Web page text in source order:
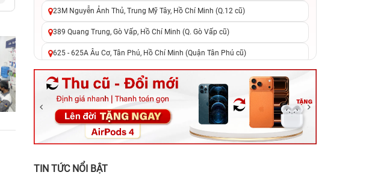
23M Nguyễn Ảnh Thủ, Trung Mỹ Tây, Hồ Chí Minh (Q.12 cũ)
389 Quang Trung, Gò Vấp, Hồ Chí Minh (Q. Gò Vấp cũ)
625 - 625A Âu Cơ, Tân Phú, Hồ Chí Minh (Quận Tân Phú cũ)
326 Lê Văn Việt, Tăng Nhơn Phú, Hồ Chí Minh (Q.9 TP. Thủ Đức cũ)
256 Võ Văn Ngân, Thủ Đức, Hồ Chí Minh (Bình Thọ, TP. Thủ Đức Cũ)
70 Nguyễn An Ninh, Dĩ An, Hồ Chí Minh (Bình Dương Cũ)
24h Vũng Tàu: 162A Ba Cu, Vũng Tàu, Hồ Chí Minh (TP. Vũng Tàu cũ)
TIN TỨC NỔI BẬT